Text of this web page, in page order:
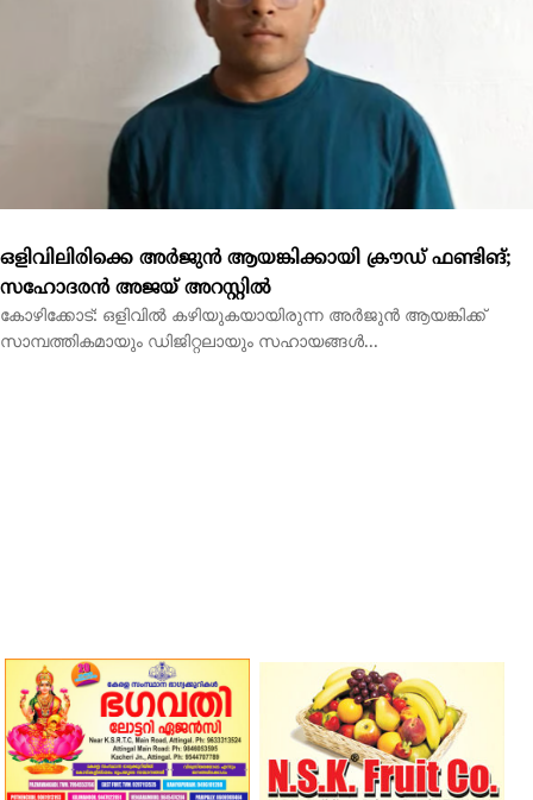
ഒളിവിലിരിക്കെ അര്‍ജുന്‍ ആയങ്കിക്കായി ക്രൗഡ് ഫണ്ടിങ്;
സഹോദരന്‍ അജയ് അറസ്റ്റില്‍
കോഴിക്കോട്: ഒളിവില്‍ കഴിയുകയായിരുന്ന അര്‍ജുന്‍ ആയങ്കിക്ക്
സാമ്പത്തികമായും ഡിജിറ്റലായും സഹായങ്ങള്‍...